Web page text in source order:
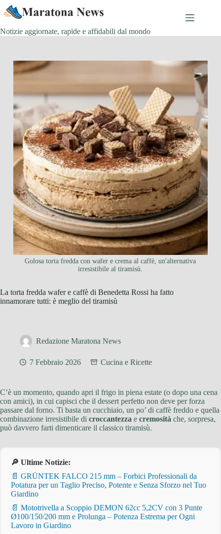
Salta
al
contenuto
Notizie aggiornate, rapide e affidabili dal mondo
Golosa torta fredda con wafer e crema al caffè, un'alternativa
irresistibile al tiramisù.
La torta fredda wafer e caffè di Benedetta Rossi ha fatto
innamorare tutti: è meglio del tiramisù
Redazione Maratona News
7 Febbraio 2026 Cucina e Ricette
C’è un momento, quando apri il frigo in piena estate (o dopo una cena
con amici), in cui capisci che il dessert perfetto non deve per forza
passare dal forno. Ti basta un cucchiaio, un po’ di caffè freddo e quella
combinazione irresistibile di croccantezza e cremosità che, sorpresa,
può davvero farti dimenticare il classico tiramisù.
🔎 Ultime Notizie:
📄 GRÜNTEK FALCO 215 mm – Forbici Professionali da
Potatura per un Taglio Preciso, Potente e Senza Sforzo nel Tuo
Giardino
📄 Mototrivella a Scoppio DEMON 62cc 5,2CV con 3 Punte
Ø100/150/200 mm e Prolunga – Potenza Estrema per Ogni
Lavoro in Giardino